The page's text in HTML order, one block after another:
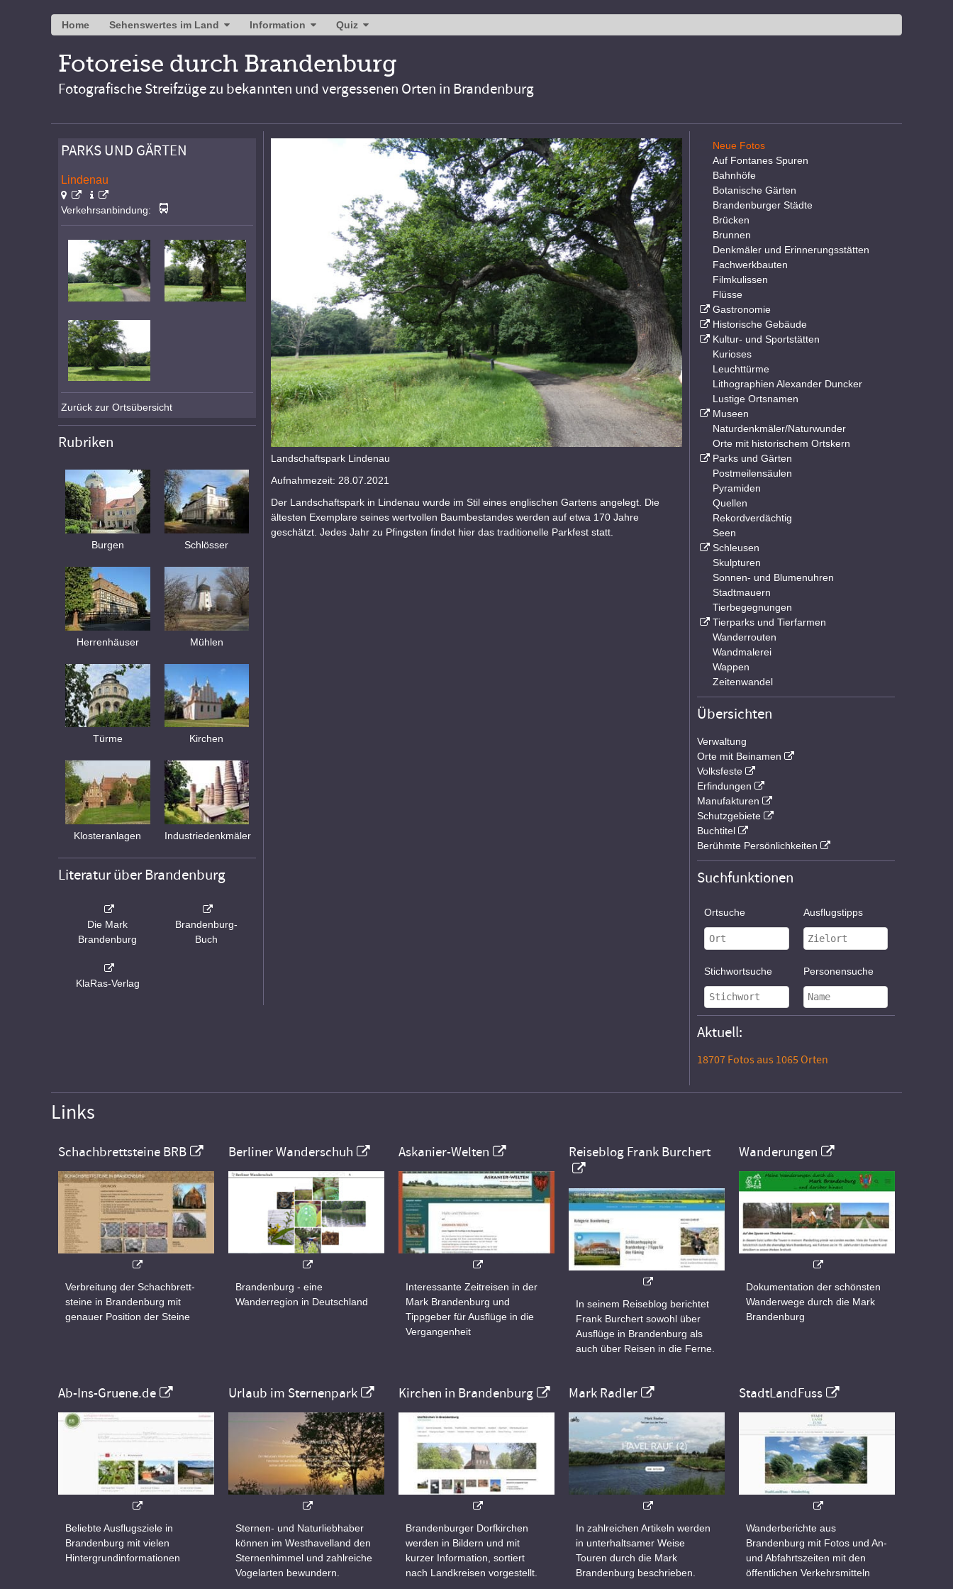
Home Sehenswertes im Land Information Quiz
Fotoreise durch Brandenburg
Fotografische Streifzüge zu bekannten und vergessenen Orten in Brandenburg
Landschaftspark Lindenau
Aufnahmezeit: 28.07.2021
Der Landschaftspark in Lindenau wurde im Stil eines englischen Gartens angelegt. Die
ältesten Exemplare seines wertvollen Baumbestandes werden auf etwa 170 Jahre
geschätzt. Jedes Jahr zu Pfingsten findet hier das traditionelle Parkfest statt.
PARKS UND GÄRTEN
Lindenau
Verkehrsanbindung:
Zurück zur Ortsübersicht
Rubriken
Burgen Schlösser
Herrenhäuser Mühlen
Türme Kirchen
Klosteranlagen Industriedenkmäler
Literatur über Brandenburg
Die Mark
Brandenburg
Brandenburg-
Buch
KlaRas-Verlag
Neue Fotos
Auf Fontanes Spuren
Bahnhöfe
Botanische Gärten
Brandenburger Städte
Brücken
Brunnen
Denkmäler und Erinnerungsstätten
Fachwerkbauten
Filmkulissen
Flüsse
Gastronomie
Historische Gebäude
Kultur- und Sportstätten
Kurioses
Leuchttürme
Lithographien Alexander Duncker
Lustige Ortsnamen
Museen
Naturdenkmäler/Naturwunder
Orte mit historischem Ortskern
Parks und Gärten
Postmeilensäulen
Pyramiden
Quellen
Rekordverdächtig
Seen
Schleusen
Skulpturen
Sonnen- und Blumenuhren
Stadtmauern
Tierbegegnungen
Tierparks und Tierfarmen
Wanderrouten
Wandmalerei
Wappen
Zeitenwandel
Übersichten
Verwaltung
Orte mit Beinamen
Volksfeste
Erfindungen
Manufakturen
Schutzgebiete
Buchtitel
Berühmte Persönlichkeiten
Suchfunktionen
Ortsuche Ausflugstipps
Stichwortsuche Personensuche
Aktuell:
18707 Fotos aus 1065 Orten
Links
Schachbrettsteine BRB
Verbreitung der Schachbrett-
steine in Brandenburg mit
genauer Position der Steine
Berliner Wanderschuh
Brandenburg - eine
Wanderregion in Deutschland
Askanier-Welten
Interessante Zeitreisen in der
Mark Brandenburg und
Tippgeber für Ausflüge in die
Vergangenheit
Reiseblog Frank Burchert
In seinem Reiseblog berichtet
Frank Burchert sowohl über
Ausflüge in Brandenburg als
auch über Reisen in die Ferne.
Wanderungen
Dokumentation der schönsten
Wanderwege durch die Mark
Brandenburg
Ab-Ins-Gruene.de
Beliebte Ausflugsziele in
Brandenburg mit vielen
Hintergrundinformationen
Urlaub im Sternenpark
Sternen- und Naturliebhaber
können im Westhavelland den
Sternenhimmel und zahlreiche
Vogelarten bewundern.
Kirchen in Brandenburg
Brandenburger Dorfkirchen
werden in Bildern und mit
kurzer Information, sortiert
nach Landkreisen vorgestellt.
Mark Radler
In zahlreichen Artikeln werden
in unterhaltsamer Weise
Touren durch die Mark
Brandenburg beschrieben.
StadtLandFuss
Wanderberichte aus
Brandenburg mit Fotos und An-
und Abfahrtszeiten mit den
öffentlichen Verkehrsmitteln